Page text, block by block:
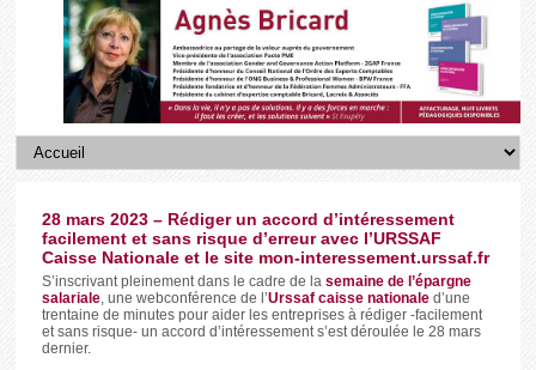
28 mars 2023 – Rédiger un accord d’intéressement
facilement et sans risque d’erreur avec l’URSSAF
Caisse Nationale et le site mon-interessement.urssaf.fr
S’inscrivant pleinement dans le cadre de la semaine de l’épargne
salariale, une webconférence de l’Urssaf caisse nationaled’une
trentaine de minutes pour aider les entreprises à rédiger -facilement
et sans risque- un accord d’intéressement s’est déroulée le 28 mars
dernier.